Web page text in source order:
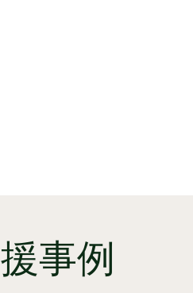
事例